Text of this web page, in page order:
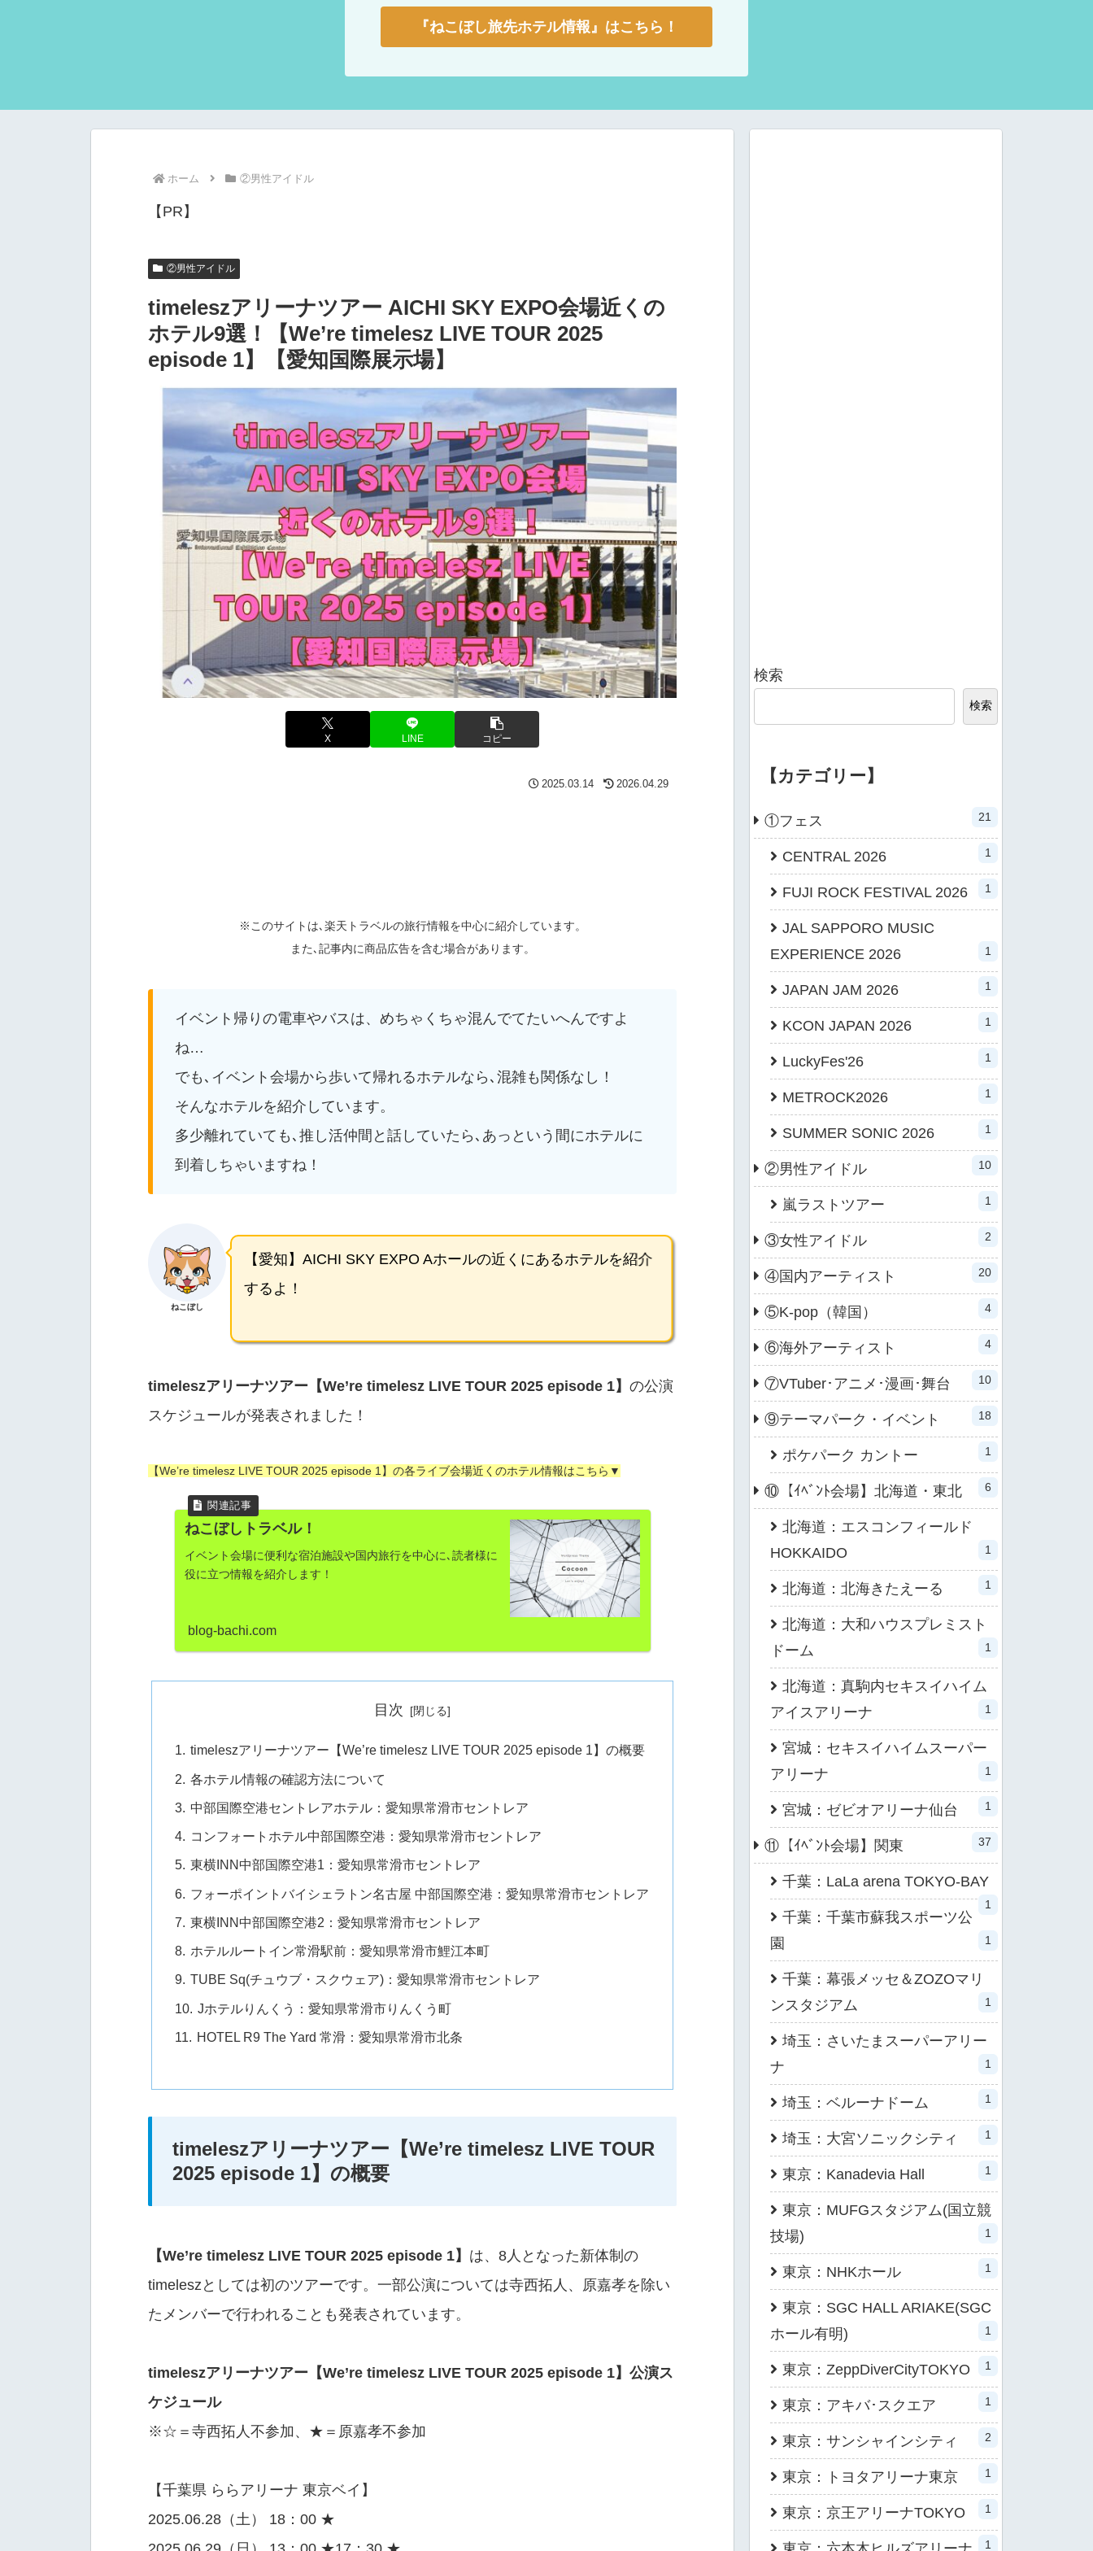
『ねこぼし旅先ホテル情報』はこちら！
ホーム ②男性アイドル
【PR】
②男性アイドル
timeleszアリーナツアー AICHI SKY EXPO会場近くの
ホテル9選！【We’re timelesz LIVE TOUR 2025
episode 1】【愛知国際展示場】
X LINE コピー
2025.03.14 2026.04.29
※このサイトは､楽天トラベルの旅行情報を中心に紹介しています。
また､記事内に商品広告を含む場合があります。
イベント帰りの電車やバスは、めちゃくちゃ混んでてたいへんですよ
ね…
でも､イベント会場から歩いて帰れるホテルなら､混雑も関係なし！
そんなホテルを紹介しています。
多少離れていても､推し活仲間と話していたら､あっという間にホテルに
到着しちゃいますね！
ねこぼし
【愛知】AICHI SKY EXPO Aホールの近くにあるホテルを紹介
するよ！
timeleszアリーナツアー【We’re timelesz LIVE TOUR 2025 episode 1】 の公演
スケジュールが発表されました！
【We’re timelesz LIVE TOUR 2025 episode 1】の各ライブ会場近くのホテル情報はこちら▼
ねこぼしトラベル！
イベント会場に便利な宿泊施設や国内旅行を中心に､読者様に
役に立つ情報を紹介します！
blog-bachi.com
目次
timeleszアリーナツアー【We’re timelesz LIVE TOUR 2025 episode 1】の概要
各ホテル情報の確認方法について
中部国際空港セントレアホテル：愛知県常滑市セントレア
コンフォートホテル中部国際空港：愛知県常滑市セントレア
東横INN中部国際空港1：愛知県常滑市セントレア
フォーポイントバイシェラトン名古屋 中部国際空港：愛知県常滑市セントレア
東横INN中部国際空港2：愛知県常滑市セントレア
ホテルルートイン常滑駅前：愛知県常滑市鯉江本町
TUBE Sq(チュウブ・スクウェア)：愛知県常滑市セントレア
Jホテルりんくう：愛知県常滑市りんくう町
HOTEL R9 The Yard 常滑：愛知県常滑市北条
timeleszアリーナツアー【We’re timelesz LIVE TOUR
2025 episode 1】の概要
【We’re timelesz LIVE TOUR 2025 episode 1】 は、8人となった新体制の
timeleszとしては初のツアーです。一部公演については寺西拓人、原嘉孝を除い
たメンバーで行われることも発表されています。
timeleszアリーナツアー【We’re timelesz LIVE TOUR 2025 episode 1】 公演ス
ケジュール
※☆＝寺西拓人不参加、★＝原嘉孝不参加
【千葉県 ららアリーナ 東京ベイ】
2025.06.28（土） 18：00 ★
検索
検索
【カテゴリー】
①フェス 21
CENTRAL 2026 1
FUJI ROCK FESTIVAL 2026 1
JAL SAPPORO MUSIC
EXPERIENCE 2026
1
JAPAN JAM 2026 1
KCON JAPAN 2026 1
LuckyFes'26 1
METROCK2026 1
SUMMER SONIC 2026 1
②男性アイドル 10
嵐ラストツアー 1
③女性アイドル 2
④国内アーティスト 20
⑤K-pop（韓国） 4
⑥海外アーティスト 4
⑦VTuber･アニメ･漫画･舞台 10
⑨テーマパーク・イベント 18
ポケパーク カントー 1
⑩【ｲﾍﾞﾝﾄ会場】北海道・東北 6
北海道：エスコンフィールド
HOKKAIDO
1
北海道：北海きたえーる 1
北海道：大和ハウスプレミスト
ドーム
1
北海道：真駒内セキスイハイム
アイスアリーナ
1
宮城：セキスイハイムスーパー
アリーナ
1
宮城：ゼビオアリーナ仙台 1
⑪【ｲﾍﾞﾝﾄ会場】関東 37
千葉：LaLa arena TOKYO-BAY
1
千葉：千葉市蘇我スポーツ公
園
1
千葉：幕張メッセ＆ZOZOマリ
ンスタジアム
1
埼玉：さいたまスーパーアリー
ナ
1
埼玉：ベルーナドーム 1
埼玉：大宮ソニックシティ 1
東京：Kanadevia Hall 1
東京：MUFGスタジアム(国立競
技場)
1
東京：NHKホール 1
東京：SGC HALL ARIAKE(SGC
ホール有明)
1
東京：ZeppDiverCityTOKYO 1
東京：アキバ･スクエア 1
東京：サンシャインシティ 2
東京：トヨタアリーナ東京 1
東京：京王アリーナTOKYO 1
1